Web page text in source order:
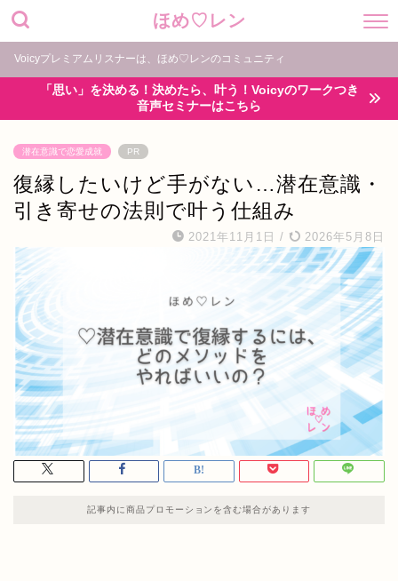
ほめ♡レン
Voicyプレミアムリスナーは、ほめ♡レンのコミュニティ
「思い」を決める！決めたら、叶う！Voicyのワークつき
音声セミナーはこちら
潜在意識で恋愛成就 PR
復縁したいけど手がない…潜在意識・
引き寄せの法則で叶う仕組み
2021年11月1日 / 2026年5月8日
記事内に商品プロモーションを含む場合があります